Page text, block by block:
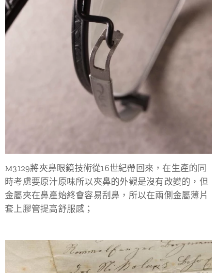
M3129將夾鼻眼鏡技術從16世紀帶回來，在生產的同
時考慮要原汁原味所以夾鼻的外觀是沒有改變的，但
金屬夾在鼻產始終會容易刮鼻，所以在兩側金屬薄片
套上膠管提高舒服感；